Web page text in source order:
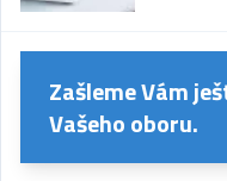
Zašleme Vám
Vašeho oboru.